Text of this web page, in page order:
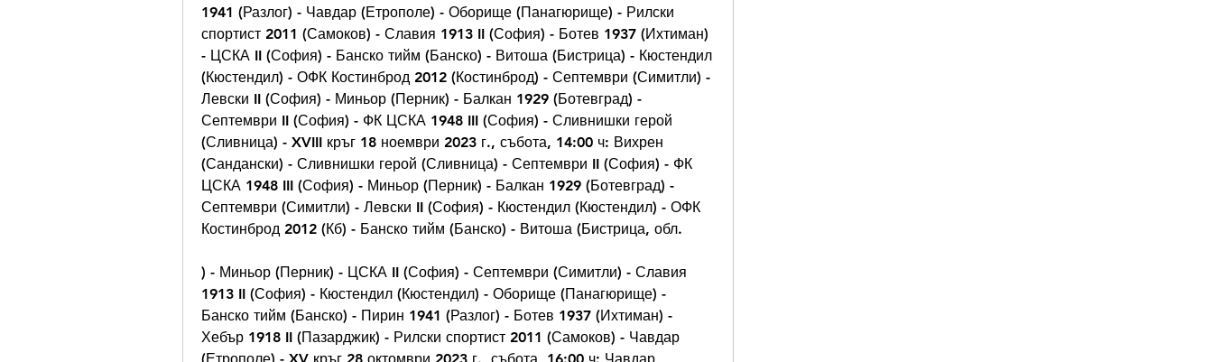
1941 (Разлог) - Чавдар (Етрополе) - Оборище (Панагюрище) - Рилски
спортист 2011 (Самоков) - Славия 1913 II (София) - Ботев 1937 (Ихтиман)
- ЦСКА II (София) - Банско тийм (Банско) - Витоша (Бистрица) - Кюстендил
(Кюстендил) - ОФК Костинброд 2012 (Костинброд) - Септември (Симитли) -
Левски II (София) - Миньор (Перник) - Балкан 1929 (Ботевград) -
Септември II (София) - ФК ЦСКА 1948 III (София) - Сливнишки герой
(Сливница) - XVIII кръг 18 ноември 2023 г., събота, 14:00 ч: Вихрен
(Сандански) - Сливнишки герой (Сливница) - Септември II (София) - ФК
ЦСКА 1948 III (София) - Миньор (Перник) - Балкан 1929 (Ботевград) -
Септември (Симитли) - Левски II (София) - Кюстендил (Кюстендил) - ОФК
Костинброд 2012 (Кб) - Банско тийм (Банско) - Витоша (Бистрица, обл.
) - Миньор (Перник) - ЦСКА II (София) - Септември (Симитли) - Славия
1913 II (София) - Кюстендил (Кюстендил) - Оборище (Панагюрище) -
Банско тийм (Банско) - Пирин 1941 (Разлог) - Ботев 1937 (Ихтиман) -
Хебър 1918 II (Пазарджик) - Рилски спортист 2011 (Самоков) - Чавдар